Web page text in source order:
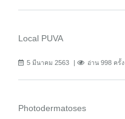
Local PUVA
5 มีนาคม 2563 อ่าน 998 ครั้ง
Photodermatoses